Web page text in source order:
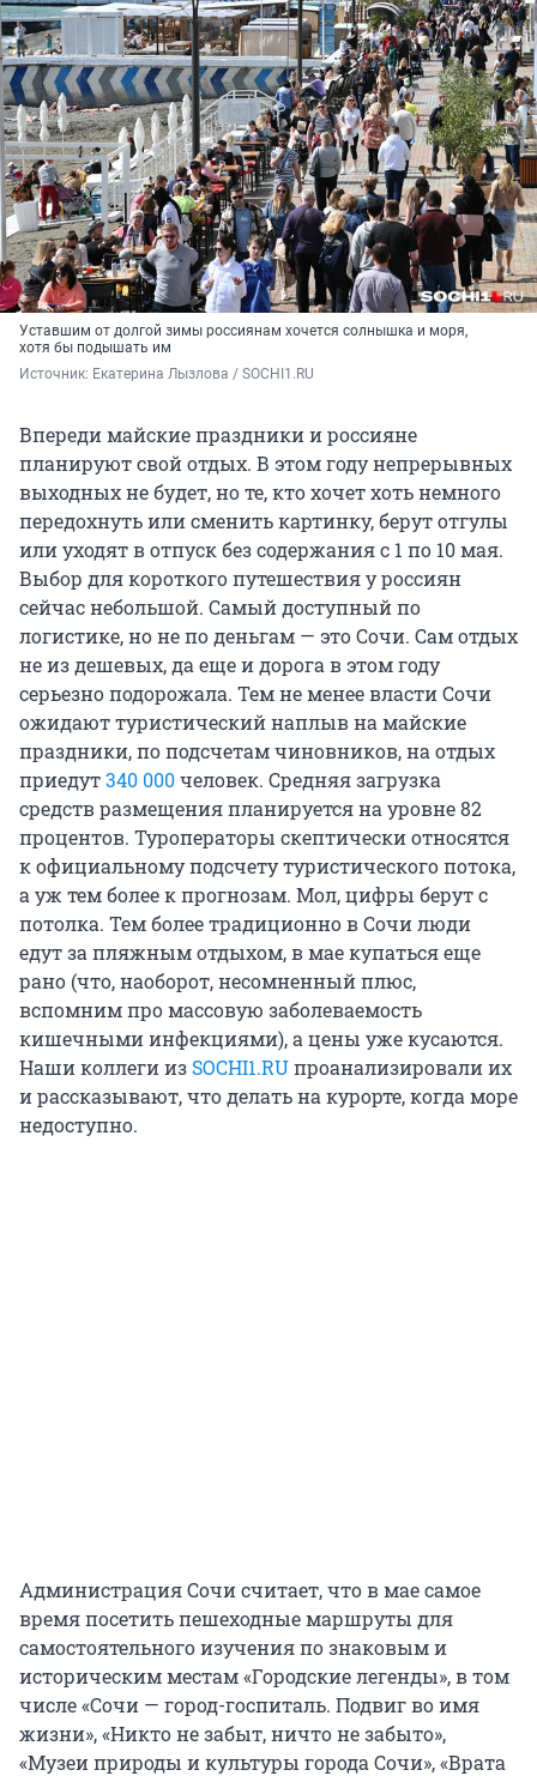
Уставшим от долгой зимы россиянам хочется солнышка и моря,
хотя бы подышать им
Источник: Екатерина Лызлова / SOCHI1.RU
Впереди майские праздники и россияне
планируют свой отдых. В этом году непрерывных
выходных не будет, но те, кто хочет хоть немного
передохнуть или сменить картинку, берут отгулы
или уходят в отпуск без содержания с 1 по 10 мая.
Выбор для короткого путешествия у россиян
сейчас небольшой. Самый доступный по
логистике, но не по деньгам — это Сочи. Сам отдых
не из дешевых, да еще и дорога в этом году
серьезно подорожала. Тем не менее власти Сочи
ожидают туристический наплыв на майские
праздники, по подсчетам чиновников, на отдых
приедут340 000человек. Средняя загрузка
средств размещения планируется на уровне 82
процентов. Туроператоры скептически относятся
к официальному подсчету туристического потока,
а уж тем более к прогнозам. Мол, цифры берут с
потолка. Тем более традиционно в Сочи люди
едут за пляжным отдыхом, в мае купаться еще
рано (что, наоборот, несомненный плюс,
вспомним про массовую заболеваемость
кишечными инфекциями), а цены уже кусаются.
Наши коллеги из SOCHI1.RUпроанализировали их
и рассказывают, что делать на курорте, когда море
недоступно.
Администрация Сочи считает, что в мае самое
время посетить пешеходные маршруты для
самостоятельного изучения по знаковым и
историческим местам «Городские легенды», в том
числе «Сочи — город-госпиталь. Подвиг во имя
жизни», «Никто не забыт, ничто не забыто»,
«Музеи природы и культуры города Сочи», «Врата